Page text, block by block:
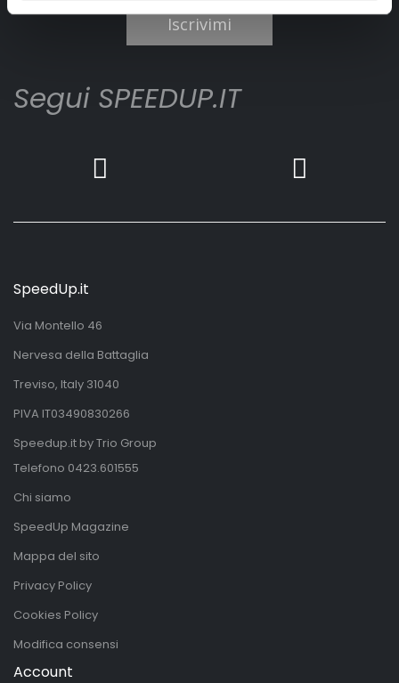
Iscrivimi
Segui SPEEDUP.IT
SpeedUp.it
Via Montello 46
Nervesa della Battaglia
Treviso, Italy 31040
PIVA IT03490830266
Speedup.it by Trio Group
Telefono 0423.601555
Chi siamo
SpeedUp Magazine
Mappa del sito
Privacy Policy
Cookies Policy
Modifica consensi
Account